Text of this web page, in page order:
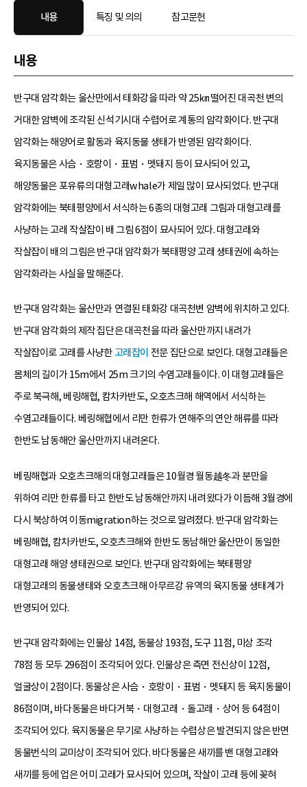
내용 특징 및 의의 참고문헌
내용
반구대 암각화는 울산만에서 태화강을 따라 약 25㎞ 떨어진 대곡천 변의
거대한 암벽에 조각된 신석기시대 수렵어로 계통의 암각화이다. 반구대
암각화는 해양어로 활동과 육지동물 생태가 반영된 암각화이다.
육지동물은 사슴・호랑이・표범・멧돼지 등이 묘사되어 있고,
해양동물은 포유류의 대형고래whale가 제일 많이 묘사되었다. 반구대
암각화에는 북태평양에서 서식하는 6종의 대형고래 그림과 대형고래를
사냥하는 고래 작살잡이 배 그림 6점이 묘사되어 있다. 대형고래와
작살잡이 배의 그림은 반구대 암각화가 북태평양 고래 생태권에 속하는
암각화라는 사실을 말해준다.
반구대 암각화는 울산만과 연결된 태화강 대곡천변 암벽에 위치하고 있다.
반구대 암각화의 제작 집단은 대곡천을 따라 울산만까지 내려가
작살잡이로 고래를 사냥한 고래잡이 전문 집단으로 보인다. 대형고래들은
몸체의 길이가 15m에서 25m 크기의 수염고래들이다. 이 대형고래들은
주로 북극해, 베링해협, 캄차카반도, 오호츠크해 해역에서 서식하는
수염고래들이다. 베링해협에서 리만 한류가 연해주의 연안 해류를 따라
한반도 남동해안 울산만까지 내려온다.
베링해협과 오호츠크해의 대형고래들은 10월경 월동越冬과 분만을
위하여 리만 한류를 타고 한반도 남동해안까지 내려왔다가 이듬해 3월경에
다시 북상하여 이동migration하는 것으로 알려졌다. 반구대 암각화는
베링해협, 캄차카반도, 오호츠크해와 한반도 동남해안 울산만이 동일한
대형고래 해양 생태권으로 보인다. 반구대 암각화에는 북태평양
대형고래의 동물생태와 오호츠크해 아무르강 유역의 육지동물 생태계가
반영되어 있다.
반구대 암각화에는 인물상 14점, 동물상 193점, 도구 11점, 미상 조각
78점 등 모두 296점이 조각되어 있다. 인물상은 측면 전신상이 12점,
얼굴상이 2점이다. 동물상은 사슴・호랑이・표범・멧돼지 등 육지동물이
86점이며, 바다동물은 바다거북・대형고래・돌고래・상어 등 64점이
조각되어 있다. 육지동물은 무기로 사냥하는 수렵상은 발견되지 않은 반면
동물번식의 교미상이 조각되어 있다. 바다동물은 새끼를 밴 대형고래와
새끼를 등에 업은 어미 고래가 묘사되어 있으며, 작살이 고래 등에 꽂혀